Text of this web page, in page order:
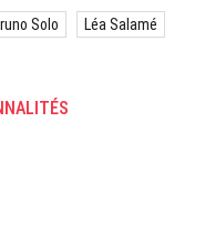
Solo Léa Salamé